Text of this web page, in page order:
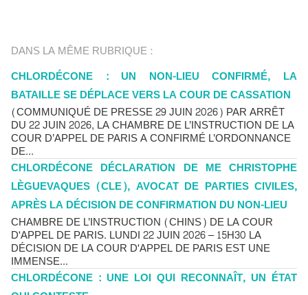
DANS LA MÊME RUBRIQUE :
CHLORDÉCONE : UN NON-LIEU CONFIRMÉ, LA
BATAILLE SE DÉPLACE VERS LA COUR DE CASSATION
(COMMUNIQUÉ DE PRESSE 29 JUIN 2026) PAR ARRÊT
DU 22 JUIN 2026, LA CHAMBRE DE L’INSTRUCTION DE LA
COUR D’APPEL DE PARIS A CONFIRMÉ L’ORDONNANCE
DE...
CHLORDÉCONE DÉCLARATION DE ME CHRISTOPHE
LÈGUEVAQUES (CLE), AVOCAT DE PARTIES CIVILES,
APRÈS LA DÉCISION DE CONFIRMATION DU NON-LIEU
CHAMBRE DE L’INSTRUCTION (CHINS) DE LA COUR
D'APPEL DE PARIS. LUNDI 22 JUIN 2026 – 15H30 LA
DÉCISION DE LA COUR D'APPEL DE PARIS EST UNE
IMMENSE...
CHLORDÉCONE : UNE LOI QUI RECONNAÎT, UN ÉTAT